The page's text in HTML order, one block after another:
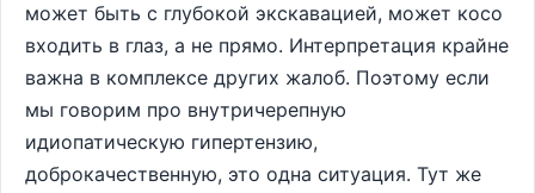
может быть с глубокой экскавацией, может косо
входить в глаз, а не прямо. Интерпретация крайне
важна в комплексе других жалоб. Поэтому если
мы говорим про внутричерепную
идиопатическую гипертензию,
доброкачественную, это одна ситуация. Тут же